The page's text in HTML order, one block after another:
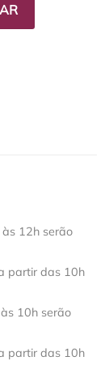
12h serão
partir das 10h
10h serão
partir das 10h